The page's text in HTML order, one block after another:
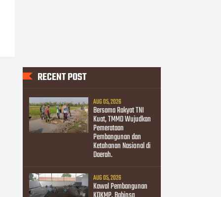
RECENT POST
AUG 05, 2026
Bersama Rakyat TNI
Kuat, TMMD Wujudkan
Pemerataan
Pembangunan dan
Ketahanan Nasional di
Daerah.
AUG 05, 2026
Kawal Pembangunan